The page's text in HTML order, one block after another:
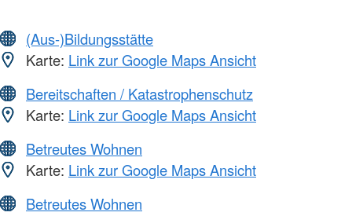
(Aus-)Bildungsstätte
Karte: Link zur Google Maps Ansicht
Bereitschaften / Katastrophenschutz
Karte: Link zur Google Maps Ansicht
Betreutes Wohnen
Karte: Link zur Google Maps Ansicht
Betreutes Wohnen